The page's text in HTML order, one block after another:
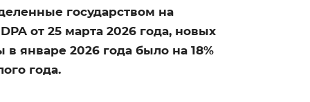
государством на
от 25 марта 2026 года, новых
январе 2026 года было на 18%
года.